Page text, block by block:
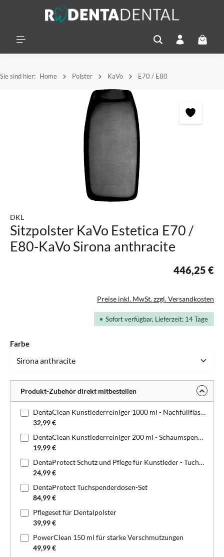
Sie sind hier: Home Polster KaVo E70 / E80
Bildergalerie überspringen
DKL
Sitzpolster KaVo Estetica E70 /
E80-KaVo Sirona anthracite
446,25 €
Preise inkl. MwSt. zzgl. Versandkosten
Sofort verfügbar, Lieferzeit: 14 Tage
Farbeauswählen
Produkt-Zubehör direkt mitbestellen
DentaClean Kunstlederreiniger 1000 ml - Nachfüllflasche
32,99 €
DentaClean Kunstlederreiniger 200 ml - Schaumspenderflasche
19,99 €
DentaProtect Schutz und Pflege für Kunstleder - Tuchspenderdose
24,99 €
DentaProtect Tuchspenderdosen-Set
84,99 €
Pflegeset für Dentalpolster
39,99 €
PowerClean 150 ml für starke Verschmutzungen
49,99 €